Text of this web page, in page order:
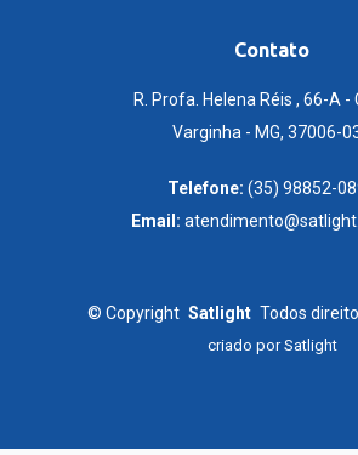
Contato
R. Profa. Helena Réis , 66-A -
Varginha - MG, 37006-
Telefone: (35) 98852-
Email:
© Copyright Satlight Todos
criado porSatlight